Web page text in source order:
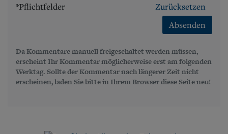
*Pflichtfelder
Zurücksetzen
Absenden
Da Kommentare manuell freigeschaltet werden müssen,
erscheint Ihr Kommentar möglicherweise erst am folgenden
Werktag. Sollte der Kommentar nach längerer Zeit nicht
erscheinen, laden Sie bitte in Ihrem Browser diese Seite neu!